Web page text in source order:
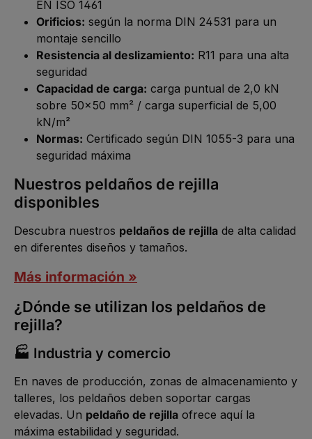
EN ISO 1461
Orificios: según la norma DIN 24531 para un
montaje sencillo
Resistencia al deslizamiento: R11 para una alta
seguridad
Capacidad de carga: carga puntual de 2,0 kN
sobre 50x50 mm² / carga superficial de 5,00
kN/m²
Normas: Certificado según DIN 1055-3 para una
seguridad máxima
Nuestros peldaños de rejilla
disponibles
Descubra nuestros peldaños de rejilla de alta calidad
en diferentes diseños y tamaños.
Más información »
¿Dónde se utilizan los peldaños de
rejilla?
🏭 Industria y comercio
En naves de producción, zonas de almacenamiento y
talleres, los peldaños deben soportar cargas
elevadas. Un peldaño de rejilla ofrece aquí la
máxima estabilidad y seguridad.